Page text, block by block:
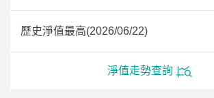
歷史淨值最高(2026/06/22)
淨值走勢查詢